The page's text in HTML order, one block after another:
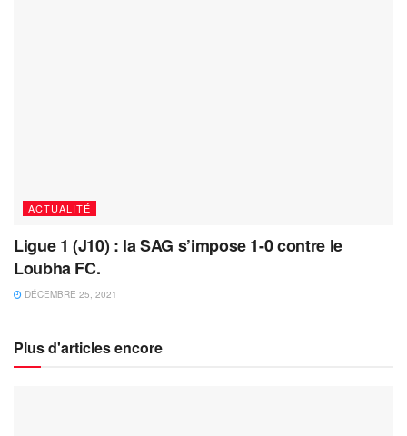
ACTUALITÉ
Ligue 1 (J10) : la SAG s’impose 1-0 contre le
Loubha FC.
DÉCEMBRE 25, 2021
Plus d'articles encore